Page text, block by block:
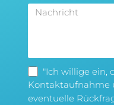
"Ich willige ein,
Kontaktaufnahme
eventuelle